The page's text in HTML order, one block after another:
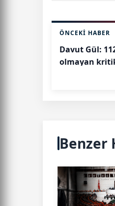
ÖNCEKI HABER
Davut Gül:
olmayan
Benzer